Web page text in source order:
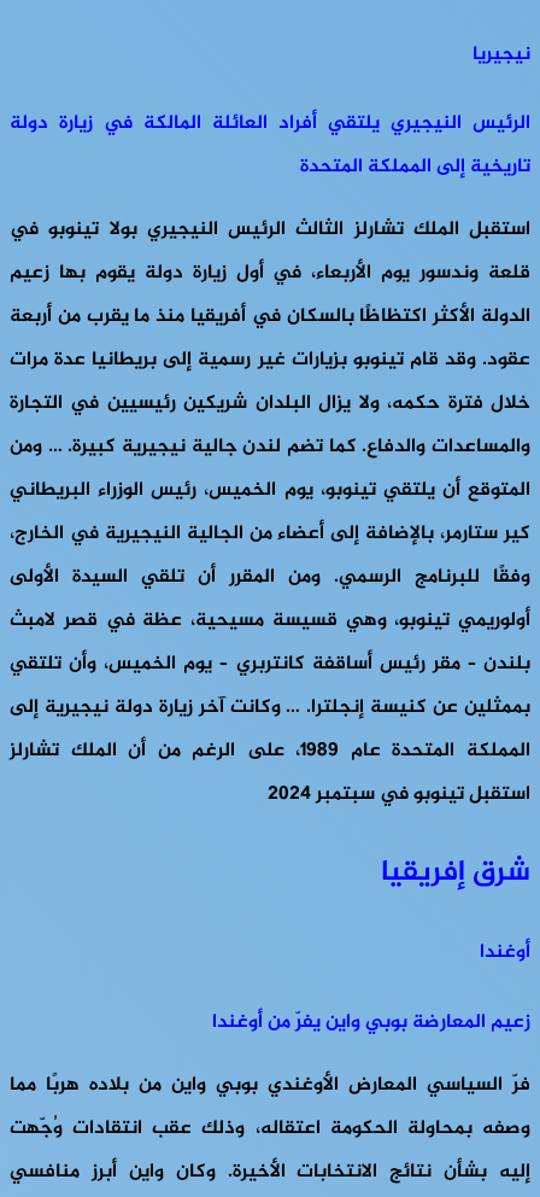
نيجيريا
الرئيس النيجيري يلتقي أفراد العائلة المالكة في زيارة دولة
تاريخية إلى المملكة المتحدة
استقبل الملك تشارلز الثالث الرئيس النيجيري بولا تينوبو في
قلعة وندسور يوم الأربعاء، في أول زيارة دولة يقوم بها زعيم
الدولة الأكثر اكتظاظًا بالسكان في أفريقيا منذ ما يقرب من أربعة
عقود. وقد قام تينوبو بزيارات غير رسمية إلى بريطانيا عدة مرات
خلال فترة حكمه، ولا يزال البلدان شريكين رئيسيين في التجارة
والمساعدات والدفاع. كما تضم ​​لندن جالية نيجيرية كبيرة. … ومن
المتوقع أن يلتقي تينوبو، يوم الخميس، رئيس الوزراء البريطاني
كير ستارمر، بالإضافة إلى أعضاء من الجالية النيجيرية في الخارج،
وفقًا للبرنامج الرسمي. ومن المقرر أن تلقي السيدة الأولى
أولوريمي تينوبو، وهي قسيسة مسيحية، عظة في قصر لامبث
بلندن – مقر رئيس أساقفة كانتربري – يوم الخميس، وأن تلتقي
بممثلين عن كنيسة إنجلترا. … وكانت آخر زيارة دولة نيجيرية إلى
المملكة المتحدة عام 1989، على الرغم من أن الملك تشارلز
استقبل تينوبو في سبتمبر 2024
شرق إفريقيا
أوغندا
زعيم المعارضة بوبي واين يفرّ من أوغندا
فرّ السياسي المعارض الأوغندي بوبي واين من بلاده هربًا مما
وصفه بمحاولة الحكومة اعتقاله، وذلك عقب انتقادات وُجّهت
إليه بشأن نتائج الانتخابات الأخيرة. وكان واين أبرز منافسي